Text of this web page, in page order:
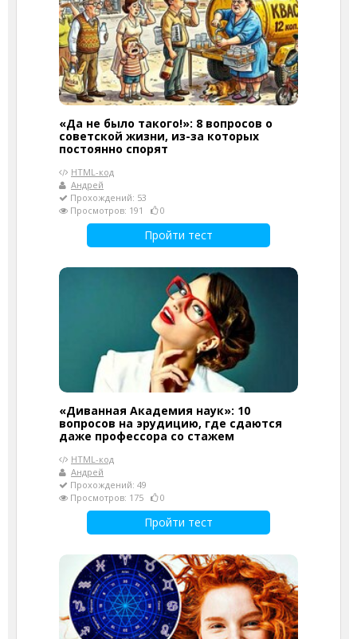
«Да не было такого!»: 8 вопросов о
советской жизни, из-за которых
постоянно спорят
HTML-код
Андрей
Прохождений: 53
Просмотров: 191
0
Пройти тест
«Диванная Академия наук»: 10
вопросов на эрудицию, где сдаются
даже профессора со стажем
HTML-код
Андрей
Прохождений: 49
Просмотров: 175
0
Пройти тест